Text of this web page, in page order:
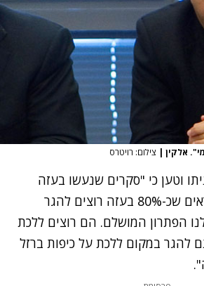
אלקין | צילום: רויטרס
וטען כי "סקרים שנעשו בעזה
וביהודה ושומרון מראים שכ-80% בעזה רוצים להגר
לנו הפתרון המושלם. הם רוצים ללכת
להגר במקום ללכת על כיפות ברזל